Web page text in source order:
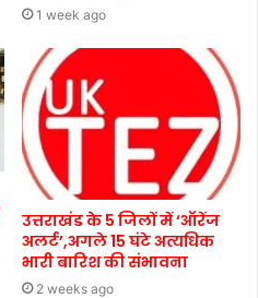
1 week ago
उत्तराखंड के 5 जिलों में ‘ऑरेंज
अलर्ट’,अगले 15 घंटे अत्यधिक
भारी बारिश की संभावना
2 weeks ago